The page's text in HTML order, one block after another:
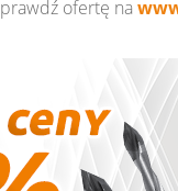
ofertę na